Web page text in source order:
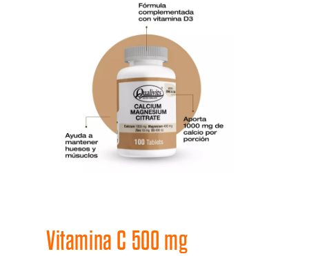
Vitamina C 500 mg